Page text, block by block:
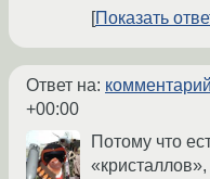
Показать
Ответ на: комментарий
+00:00
Потому что